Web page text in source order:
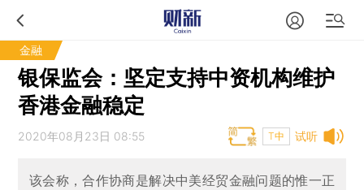
金融
银保监会：坚定支持中资机构维护
香港金融稳定
试听
2020年08月23日 08:55 T中
该会称，合作协商是解决中美经贸金融问题的惟一正